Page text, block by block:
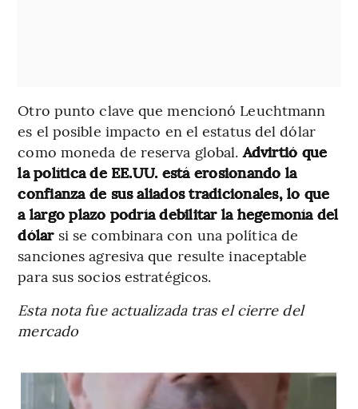
Otro punto clave que mencionó Leuchtmann
es el posible impacto en el estatus del dólar
como moneda de reserva global.Advirtió que
la política de EE.UU. está erosionando la
confianza de sus aliados tradicionales, lo que
a largo plazo podría debilitar la hegemonía del
dólarsi se combinara con una política de
sanciones agresiva que resulte inaceptable
para sus socios estratégicos.
Esta nota fue actualizada tras el cierre del
mercado